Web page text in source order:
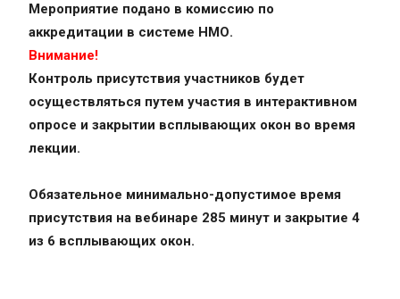
Мероприятие подано в комиссию по
аккредитации в системе НМО.
Внимание!
Контроль присутствия участников будет
осуществляться путем участия в интерактивном
опросе и закрытии всплывающих окон во время
лекции.
Обязательное минимально-допустимое время
присутствия на вебинаре 285 минут и закрытие 4
из 6 всплывающих окон.